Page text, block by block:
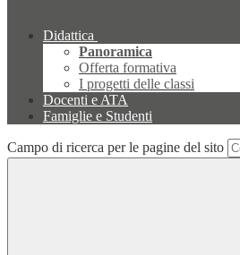
Didattica
Panoramica
Offerta formativa
I progetti delle classi
Docenti e ATA
Famiglie e Studenti
Campo di ricerca per le pagine del sito